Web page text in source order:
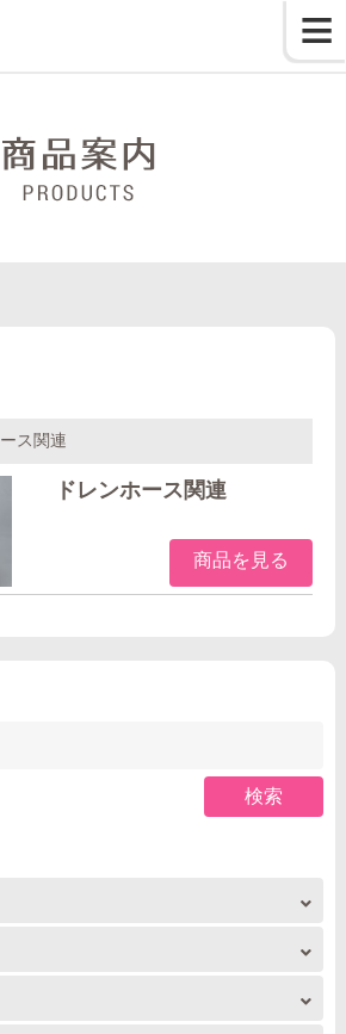
≡
検索
ス関連
ドレンホース関連
商品を見る